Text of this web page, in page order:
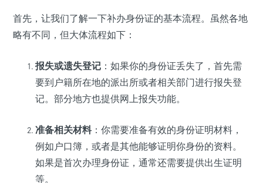
首先，让我们了解一下补办身份证的基本流程。虽然各地
略有不同，但大体流程如下：
报失或遗失登记 ：如果你的身份证丢失了，首先需
要到户籍所在地的派出所或者相关部门进行报失登
记。部分地方也提供网上报失功能。
准备相关材料：你需要准备有效的身份证明材料，
例如户口簿，或者是其他能够证明你身份的资料。
如果是首次办理身份证，通常还需要提供出生证明
等。